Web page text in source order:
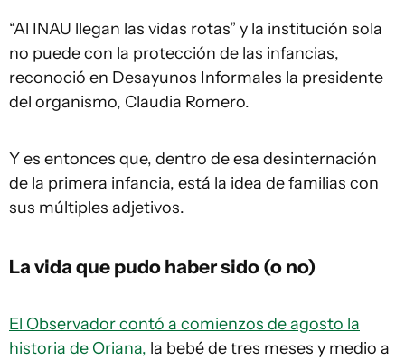
“Al INAU llegan las vidas rotas” y la institución sola
no puede con la protección de las infancias,
reconoció en Desayunos Informales la presidente
del organismo, Claudia Romero.
Y es entonces que, dentro de esa desinternación
de la primera infancia, está la idea de familias con
sus múltiples adjetivos.
La vida que pudo haber sido (o no)
El Observador contó a comienzos de agosto la
historia de Oriana, la bebé de tres meses y medio a